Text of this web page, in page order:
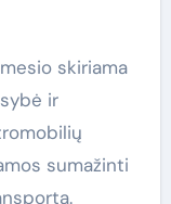
skiriama
ir
sumažinti